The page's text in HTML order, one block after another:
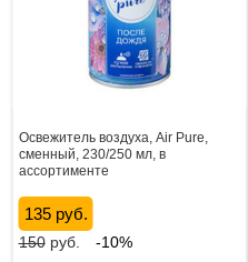
Освежитель воздуха, Air Pure,
сменный, 230/250 мл, в
ассортименте
135 руб.
150руб. -10%